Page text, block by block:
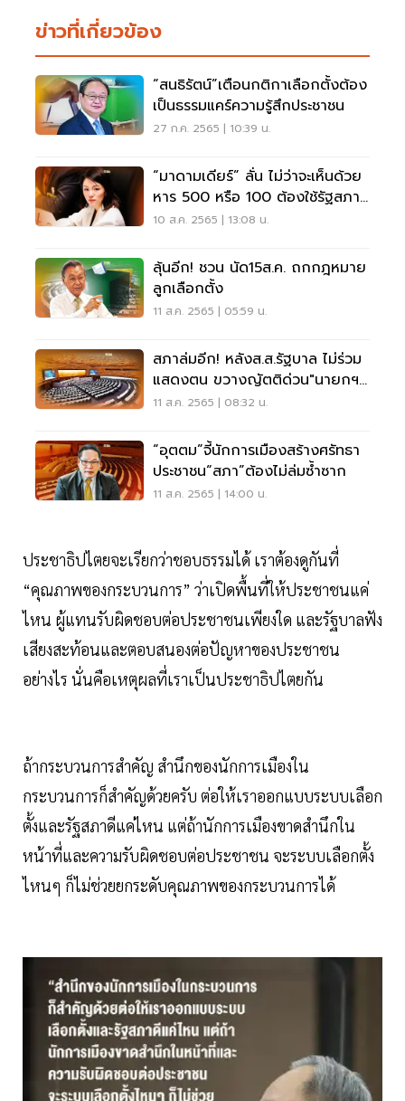
ข่าวที่เกี่ยวข้อง
“สนธิรัตน์”เตือนกติกาเลือกตั้งต้อง
เป็นธรรมแคร์ความรู้สึกประชาชน
27 ก.ค. 2565 | 10:39 น.
“มาดามเดียร์” ลั่น ไม่ว่าจะเห็นด้วย
หาร 500 หรือ 100 ต้องใช้รัฐสภา
เป็นทางออก
10 ส.ค. 2565 | 13:08 น.
ลุ้นอีก! ชวน นัด15ส.ค. ถกกฎหมาย
ลูกเลือกตั้ง
11 ส.ค. 2565 | 05:59 น.
สภาล่มอีก! หลังส.ส.รัฐบาล ไม่ร่วม
แสดงตน ขวางญัตติด่วน"นายกฯ
8 ปี"
11 ส.ค. 2565 | 08:32 น.
“อุตตม”จี้นักการเมืองสร้างศรัทธา
ประชาชน“สภา”ต้องไม่ล่มซ้ำซาก
11 ส.ค. 2565 | 14:00 น.
ประชาธิปไตยจะเรียกว่าชอบธรรมได้ เราต้องดูกันที่
“คุณภาพของกระบวนการ” ว่าเปิดพื้นที่ให้ประชาชนแค่
ไหน ผู้แทนรับผิดชอบต่อประชาชนเพียงใด และรัฐบาลฟัง
เสียงสะท้อนและตอบสนองต่อปัญหาของประชาชน
อย่างไร นั่นคือเหตุผลที่เราเป็นประชาธิปไตยกัน
ถ้ากระบวนการสำคัญ สำนึกของนักการเมืองใน
กระบวนการก็สำคัญด้วยครับ ต่อให้เราออกแบบระบบเลือก
ตั้งและรัฐสภาดีแค่ไหน แต่ถ้านักการเมืองขาดสำนึกใน
หน้าที่และความรับผิดชอบต่อประชาชน จะระบบเลือกตั้ง
ไหนๆ ก็ไม่ช่วยยกระดับคุณภาพของกระบวนการได้